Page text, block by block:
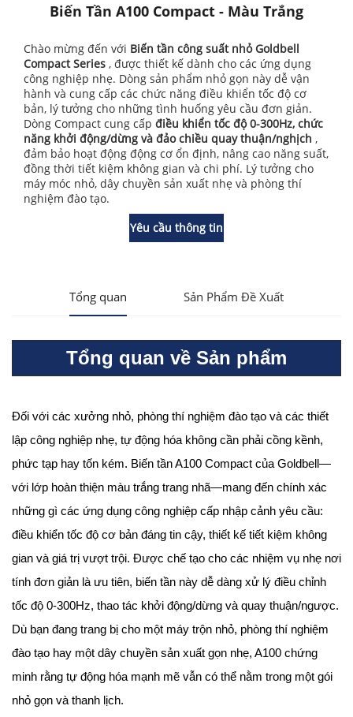
Biến Tần A100 Compact - Màu Trắng
Chào mừng đến với Biến tần công suất nhỏ Goldbell
Compact Series , được thiết kế dành cho các ứng dụng
công nghiệp nhẹ. Dòng sản phẩm nhỏ gọn này dễ vận
hành và cung cấp các chức năng điều khiển tốc độ cơ
bản, lý tưởng cho những tình huống yêu cầu đơn giản.
Dòng Compact cung cấp điều khiển tốc độ 0-300Hz, chức
năng khởi động/dừng và đảo chiều quay thuận/nghịch ,
đảm bảo hoạt động động cơ ổn định, nâng cao năng suất,
đồng thời tiết kiệm không gian và chi phí. Lý tưởng cho
máy móc nhỏ, dây chuyền sản xuất nhẹ và phòng thí
nghiệm đào tạo.
Yêu cầu thông tin
Tổng quan Sản Phẩm Đề Xuất
Tổng quan về Sản phẩm
Đối với các xưởng nhỏ, phòng thí nghiệm đào tạo và các thiết
lập công nghiệp nhẹ, tự động hóa không cần phải cồng kềnh,
phức tạp hay tốn kém. Biến tần A100 Compact của Goldbell—
với lớp hoàn thiện màu trắng trang nhã—mang đến chính xác
những gì các ứng dụng công nghiệp cấp nhập cảnh yêu cầu:
điều khiển tốc độ cơ bản đáng tin cậy, thiết kế tiết kiệm không
gian và giá trị vượt trội. Được chế tạo cho các nhiệm vụ nhẹ nơi
tính đơn giản là ưu tiên, biến tần này dễ dàng xử lý điều chỉnh
tốc độ 0-300Hz, thao tác khởi động/dừng và quay thuận/ngược.
Dù bạn đang trang bị cho một máy trộn nhỏ, phòng thí nghiệm
đào tạo hay một dây chuyền sản xuất gọn nhẹ, A100 chứng
minh rằng tự động hóa mạnh mẽ vẫn có thể nằm trong một gói
nhỏ gọn và thanh lịch.